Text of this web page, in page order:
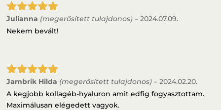
Értékelés:
5/ 5
Julianna (megerősített tulajdonos) – 2024.07.09.
Nekem bevált!
Értékelés:
5 / 5
Jambrik Hilda (megerősített tulajdonos) – 2024.02.20.
A kegjobb kollagéb-hyaluron amit edfig fogyasztottam.
Maximálusan elégedett vagyok.